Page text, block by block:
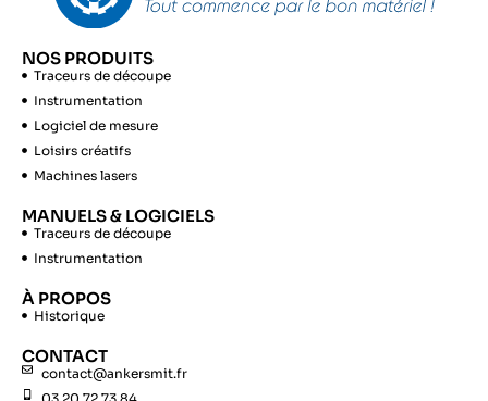
NOS PRODUITS
Traceurs de découpe
Instrumentation
Logiciel de mesure
Loisirs créatifs
Machines lasers
MANUELS & LOGICIELS
Traceurs de découpe
Instrumentation
À PROPOS
Historique
CONTACT
contact@ankersmit.fr